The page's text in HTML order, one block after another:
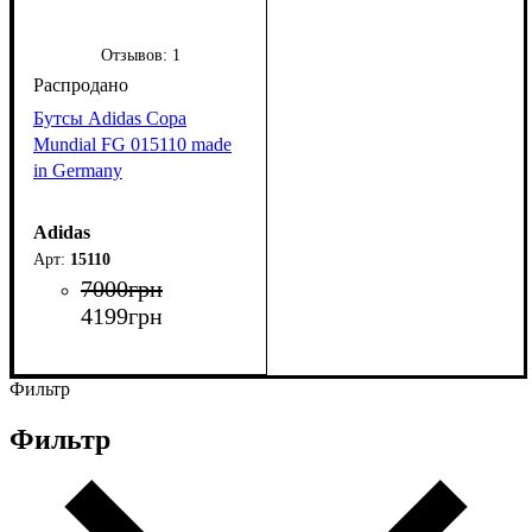
Отзывов: 1
Бутсы Adidas Copa
Mundial FG 015110 made
in Germany
Adidas
15110
7000грн
4199грн
Фильтр
Фильтр